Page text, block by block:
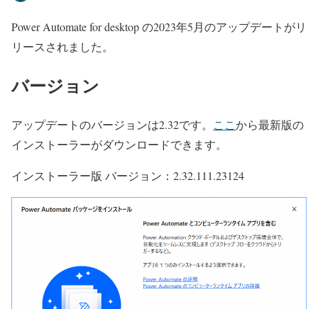
Power Automate for desktop の2023年5月のアップデートがリ
リースされました。
バージョン
アップデートのバージョンは2.32です。 ここから最新版の
インストーラーがダウンロードできます。
インストーラー版 バージョン：2.32.111.23124